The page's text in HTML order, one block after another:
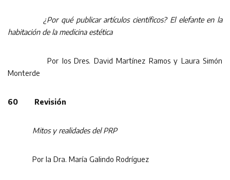
¿Por qué publicar artículos científicos? El elefante en la
habitación de la medicina estética
Por los Dres. David Martínez Ramos y Laura Simón
Monterde
60 Revisión
Mitos y realidades del PRP
Por la Dra. María Galindo Rodríguez